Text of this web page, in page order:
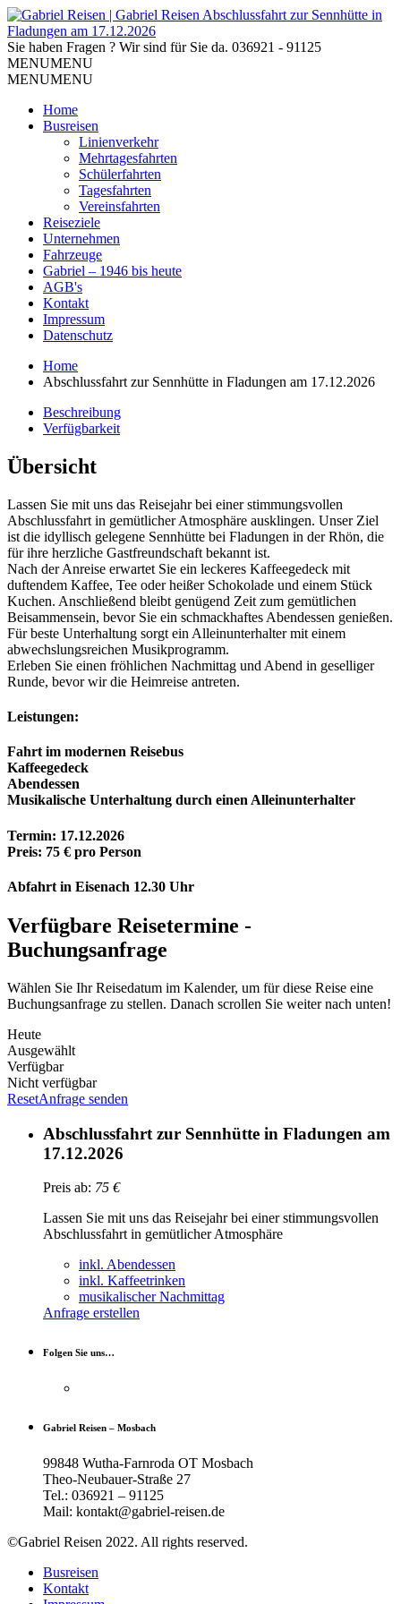
Sie haben Fragen ? Wir sind für Sie da. 036921 - 91125
MENUMENU
MENUMENU
Home
Busreisen
Linienverkehr
Mehrtagesfahrten
Schülerfahrten
Tagesfahrten
Vereinsfahrten
Reiseziele
Unternehmen
Fahrzeuge
Gabriel – 1946 bis heute
AGB's
Kontakt
Impressum
Datenschutz
Home
Abschlussfahrt zur Sennhütte in Fladungen am 17.12.2026
Beschreibung
Verfügbarkeit
Übersicht
Lassen Sie mit uns das Reisejahr bei einer stimmungsvollen
Abschlussfahrt in gemütlicher Atmosphäre ausklingen. Unser Ziel
ist die idyllisch gelegene Sennhütte bei Fladungen in der Rhön, die
für ihre herzliche Gastfreundschaft bekannt ist.
Nach der Anreise erwartet Sie ein leckeres Kaffeegedeck mit
duftendem Kaffee, Tee oder heißer Schokolade und einem Stück
Kuchen. Anschließend bleibt genügend Zeit zum gemütlichen
Beisammensein, bevor Sie ein schmackhaftes Abendessen genießen.
Für beste Unterhaltung sorgt ein Alleinunterhalter mit einem
abwechslungsreichen Musikprogramm.
Erleben Sie einen fröhlichen Nachmittag und Abend in geselliger
Runde, bevor wir die Heimreise antreten.
Leistungen:
Fahrt im modernen Reisebus
Kaffeegedeck
Abendessen
Musikalische Unterhaltung durch einen Alleinunterhalter
Termin: 17.12.2026
Preis: 75 € pro Person
Abfahrt in Eisenach 12.30 Uhr
Verfügbare Reisetermine -
Buchungsanfrage
Wählen Sie Ihr Reisedatum im Kalender, um für diese Reise eine
Buchungsanfrage zu stellen. Danach scrollen Sie weiter nach unten!
Heute
Ausgewählt
Verfügbar
Nicht verfügbar
ResetAnfrage senden
Abschlussfahrt zur Sennhütte in Fladungen am
17.12.2026
Preis ab: 75 €
Lassen Sie mit uns das Reisejahr bei einer stimmungsvollen
Abschlussfahrt in gemütlicher Atmosphäre
inkl. Abendessen
inkl. Kaffeetrinken
musikalischer Nachmittag
Anfrage erstellen
Folgen Sie uns…
Gabriel Reisen – Mosbach
99848 Wutha-Farnroda OT Mosbach
Theo-Neubauer-Straße 27
Tel.: 036921 – 91125
Mail: kontakt@gabriel-reisen.de
©Gabriel Reisen 2022. All rights reserved.
Busreisen
Kontakt